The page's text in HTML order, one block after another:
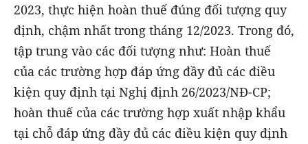
2023, thực hiện hoàn thuế đúng đối tượng quy
định, chậm nhất trong tháng 12/2023. Trong đó,
tập trung vào các đối tượng như: Hoàn thuế
của các trường hợp đáp ứng đầy đủ các điều
kiện quy định tại Nghị định 26/2023/NĐ-CP;
hoàn thuế của các trường hợp xuất nhập khẩu
tại chỗ đáp ứng đầy đủ các điều kiện quy định